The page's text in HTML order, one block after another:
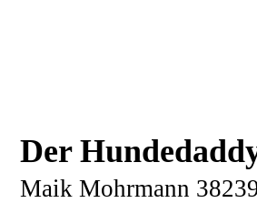
Der
Maik Mohrmann